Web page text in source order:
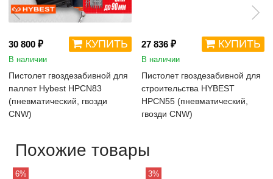
30 800 ₽ КУПИТЬ
В наличии
Пистолет гвоздезабивной для
паллет Hybest HPCN83
(пневматический, гвозди
CNW)
27 836 ₽ КУПИТЬ
В наличии
Пистолет гвоздезабивной для
строительства HYBEST
HPCN55 (пневматический,
гвозди CNW)
Похожие товары
6% 3%